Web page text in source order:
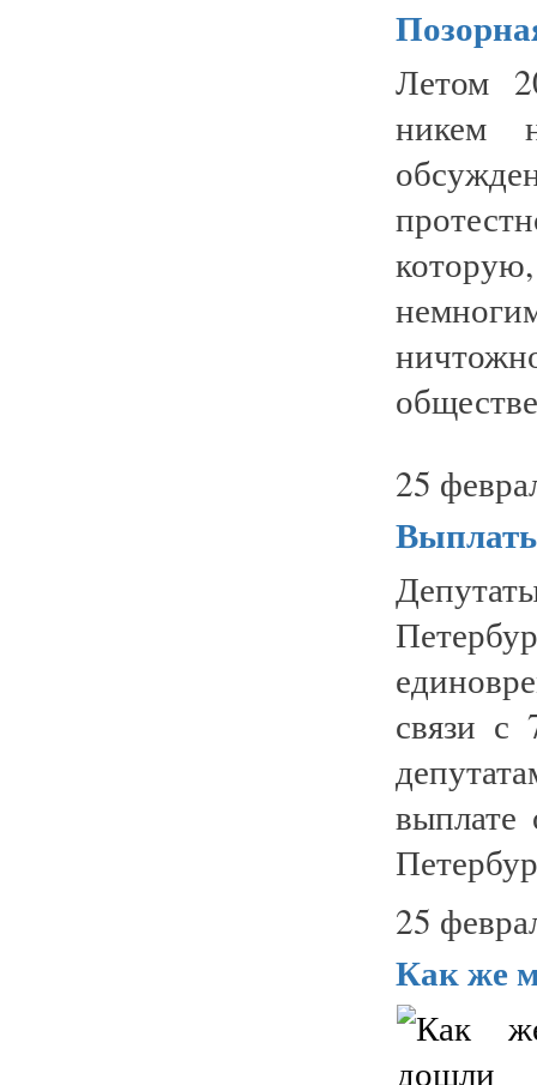
Летом
никем
25
связи с
выплате
25
Как же